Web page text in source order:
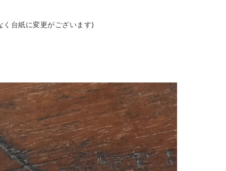
台紙に変更がございます)